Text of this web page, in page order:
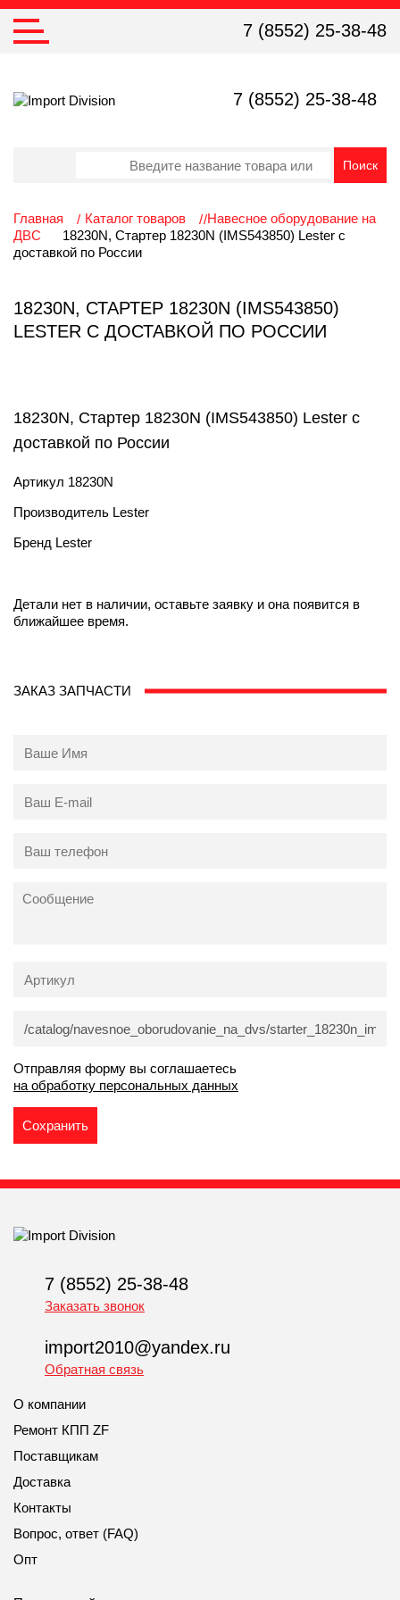
7 (8552) 25-38-48
7 (8552) 25-38-48
Главная Каталог товаров
Навесное оборудование на
ДВС
18230N, Стартер 18230N (IMS543850) Lester с
доставкой по России
18230N, СТАРТЕР 18230N (IMS543850)
LESTER С ДОСТАВКОЙ ПО РОССИИ
18230N, Стартер 18230N (IMS543850) Lester с
доставкой по России
Артикул 18230N
Производитель Lester
Бренд Lester
Детали нет в наличии, оставьте заявку и она появится в
ближайшее время.
ЗАКАЗ ЗАПЧАСТИ
Отправляя форму вы соглашаетесь
на обработку персональных данных
7 (8552) 25-38-48
Заказать звонок
import2010@yandex.ru
Обратная связь
О компании
Ремонт КПП ZF
Поставщикам
Доставка
Контакты
Вопрос, ответ (FAQ)
Опт